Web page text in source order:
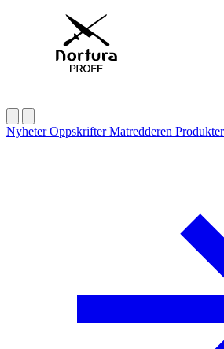
NyheterOppskrifterMatredderen